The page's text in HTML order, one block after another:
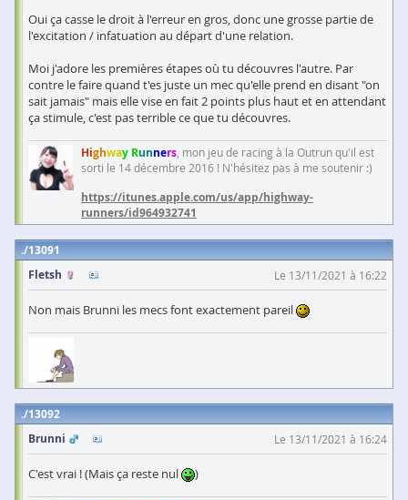
Oui ça casse le droit à l'erreur en gros, donc une grosse partie de
l'excitation / infatuation au départ d'une relation.
Moi j'adore les premières étapes où tu découvres l'autre. Par
contre le faire quand t'es juste un mec qu'elle prend en disant "on
sait jamais" mais elle vise en fait 2 points plus haut et en attendant
ça stimule, c'est pas terrible ce que tu découvres.
Highway Runners , mon jeu de racing à la Outrun qu'il est
sorti le 14 décembre 2016 ! N'hésitez pas à me soutenir :)
https://itunes.apple.com/us/app/highway-
runners/id964932741
13091
Fletsh
Le 13/11/2021 à 16:22
Non mais Brunni les mecs font exactement pareil
13092
Brunni
Le 13/11/2021 à 16:24
C'est vrai ! (Mais ça reste nul )